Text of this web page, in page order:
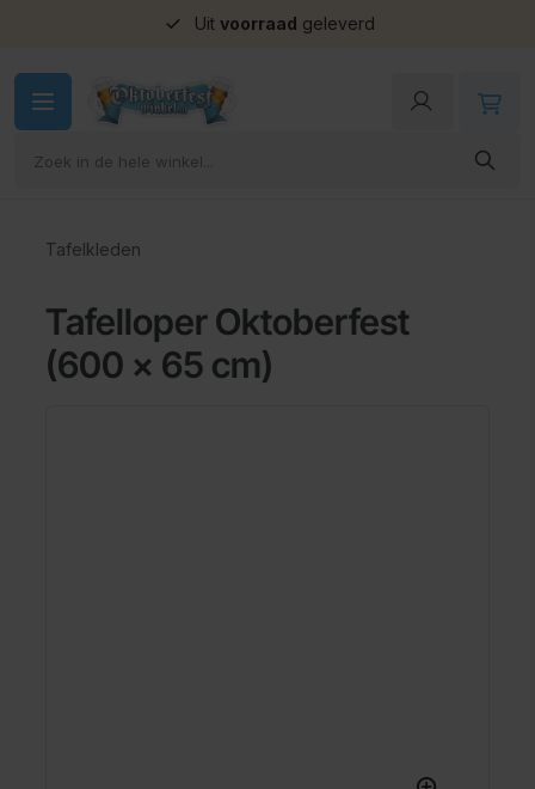
Uit voorraad geleverd
Tafelkleden
Tafelloper Oktoberfest
(600 x 65 cm)